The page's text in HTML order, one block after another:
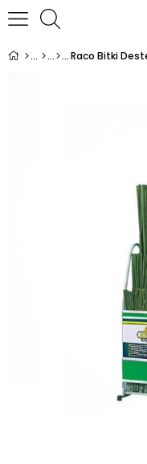
Raco Bitki